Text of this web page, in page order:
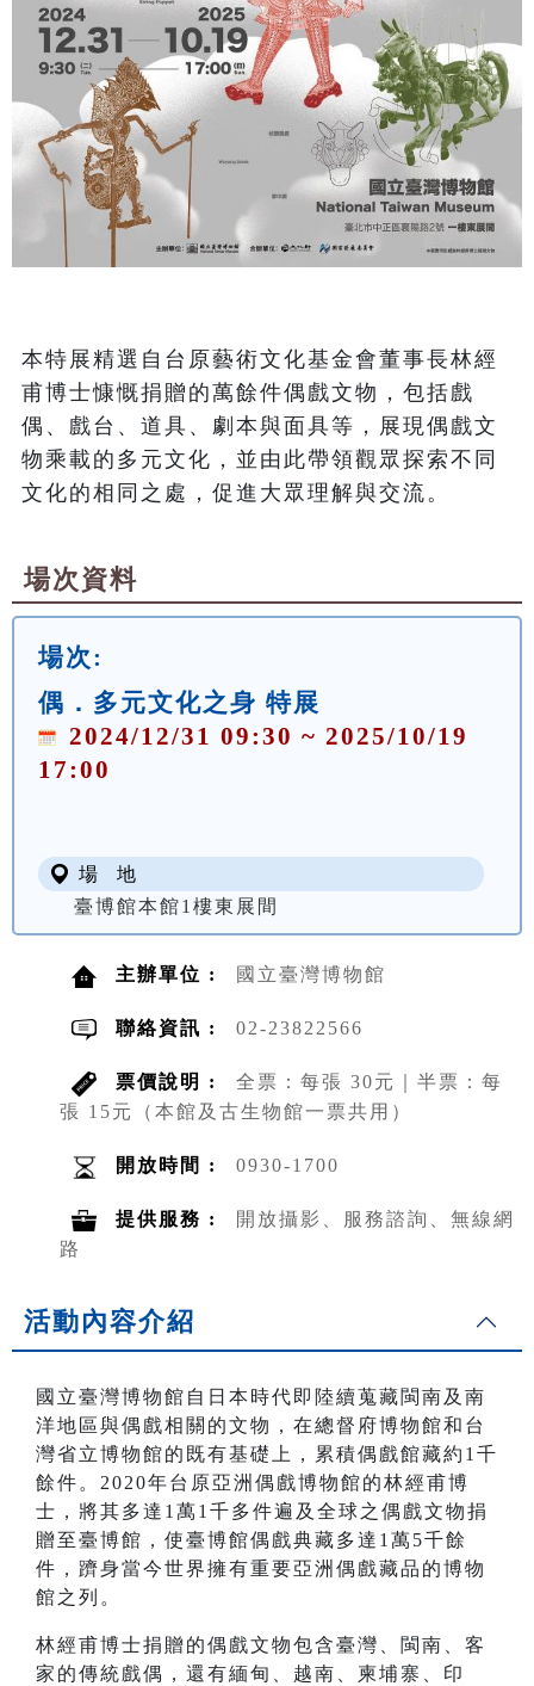
本特展精選自台原藝術文化基金會董事長林經
甫博士慷慨捐贈的萬餘件偶戲文物，包括戲
偶、戲台、道具、劇本與面具等，展現偶戲文
物乘載的多元文化，並由此帶領觀眾探索不同
文化的相同之處，促進大眾理解與交流。
場次資料
場次:
偶．多元文化之身 特展
2024/12/31 09:30 ~ 2025/10/19
17:00
場 地
臺博館本館1樓東展間
主辦單位 : 國立臺灣博物館
聯絡資訊 : 02-23822566
票價說明 :
全票：每張 30元｜半票：每
張 15元（本館及古生物館一票共用）
開放時間 : 0930-1700
提供服務 :
開放攝影、服務諮詢、無線網
路
活動內容介紹
國立臺灣博物館自日本時代即陸續蒐藏閩南及南
洋地區與偶戲相關的文物，在總督府博物館和台
灣省立博物館的既有基礎上，累積偶戲館藏約1千
餘件。2020年台原亞洲偶戲博物館的林經甫博
士，將其多達1萬1千多件遍及全球之偶戲文物捐
贈至臺博館，使臺博館偶戲典藏多達1萬5千餘
件，躋身當今世界擁有重要亞洲偶戲藏品的博物
館之列。
林經甫博士捐贈的偶戲文物包含臺灣、閩南、客
家的傳統戲偶，還有緬甸、越南、柬埔寨、印